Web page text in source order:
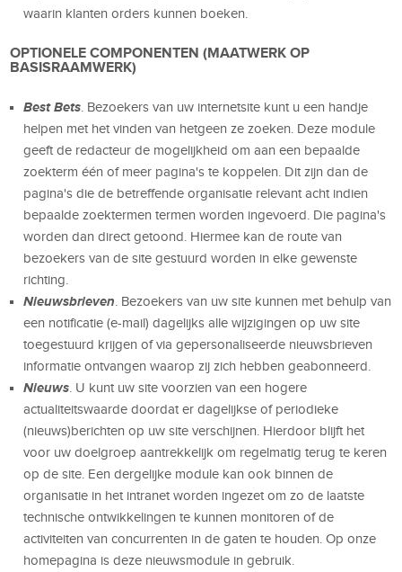
waarin klanten orders kunnen boeken.
OPTIONELE COMPONENTEN (MAATWERK OP
BASISRAAMWERK)
Best Bets . Bezoekers van uw internetsite kunt u een handje
helpen met het vinden van hetgeen ze zoeken. Deze module
geeft de redacteur de mogelijkheid om aan een bepaalde
zoekterm één of meer pagina's te koppelen. Dit zijn dan de
pagina's die de betreffende organisatie relevant acht indien
bepaalde zoektermen termen worden ingevoerd. Die pagina's
worden dan direct getoond. Hiermee kan de route van
bezoekers van de site gestuurd worden in elke gewenste
richting.
Nieuwsbrieven . Bezoekers van uw site kunnen met behulp van
een notificatie (e-mail) dagelijks alle wijzigingen op uw site
toegestuurd krijgen of via gepersonaliseerde nieuwsbrieven
informatie ontvangen waarop zij zich hebben geabonneerd.
Nieuws . U kunt uw site voorzien van een hogere
actualiteitswaarde doordat er dagelijkse of periodieke
(nieuws)berichten op uw site verschijnen. Hierdoor blijft het
voor uw doelgroep aantrekkelijk om regelmatig terug te keren
op de site. Een dergelijke module kan ook binnen de
organisatie in het intranet worden ingezet om zo de laatste
technische ontwikkelingen te kunnen monitoren of de
activiteiten van concurrenten in de gaten te houden. Op onze
homepagina is deze nieuwsmodule in gebruik.